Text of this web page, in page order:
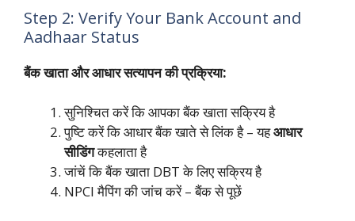
Step 2: Verify Your Bank Account and
Aadhaar Status
बैंक खाता और आधार सत्यापन की प्रक्रिया:
सुनिश्चित करें कि आपका बैंक खाता सक्रिय है
पुष्टि करें कि आधार बैंक खाते से लिंक है – यहआधार
सीडिंगकहलाता है
जांचें कि बैंक खाता DBT के लिए सक्रिय है
NPCI मैपिंग की जांच करें – बैंक से पूछें